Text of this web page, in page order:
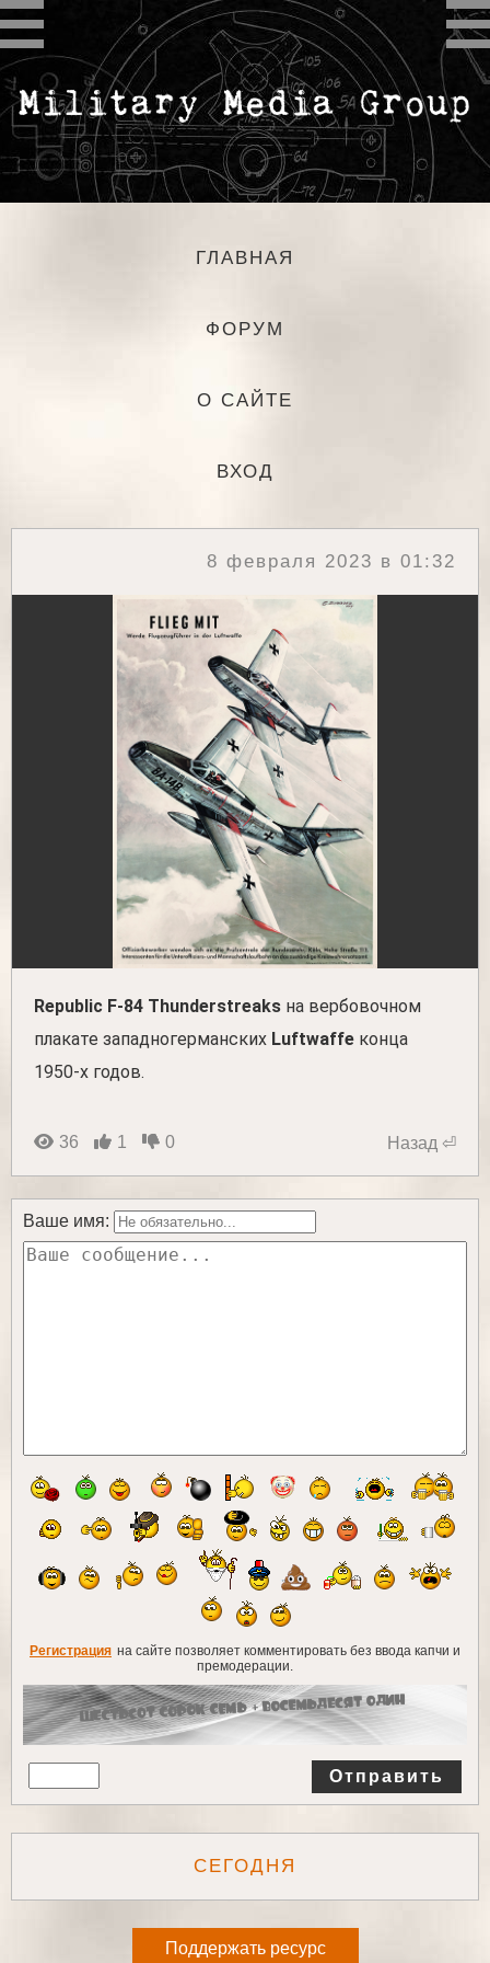
ГЛАВНАЯ
ФОРУМ
О САЙТЕ
ВХОД
8 февраля 2023 в 01:32
Republic F-84 Thunderstreaks на вербовочном
плакате западногерманских Luftwaffe конца
1950-х годов.
36 1 0 Назад ⏎
Ваше имя:
Регистрация на сайте позволяет комментировать без ввода капчи и
премодерации.
Отправить
СЕГОДНЯ
Поддержать ресурс